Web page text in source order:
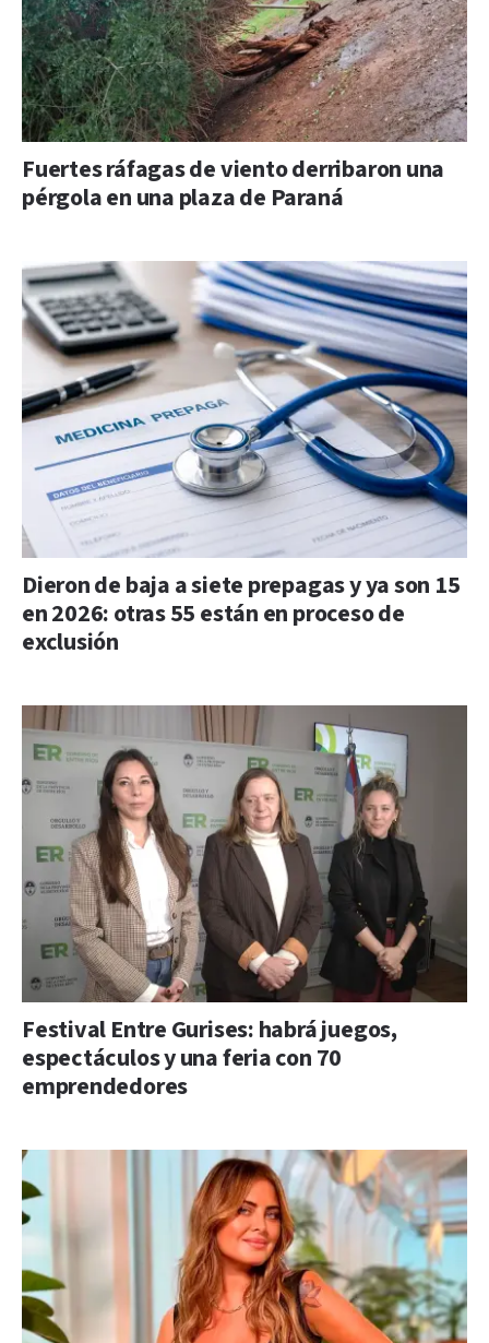
Fuertes ráfagas de viento derribaron una
pérgola en una plaza de Paraná
Dieron de baja a siete prepagas y ya son 15
en 2026: otras 55 están en proceso de
exclusión
Festival Entre Gurises: habrá juegos,
espectáculos y una feria con 70
emprendedores